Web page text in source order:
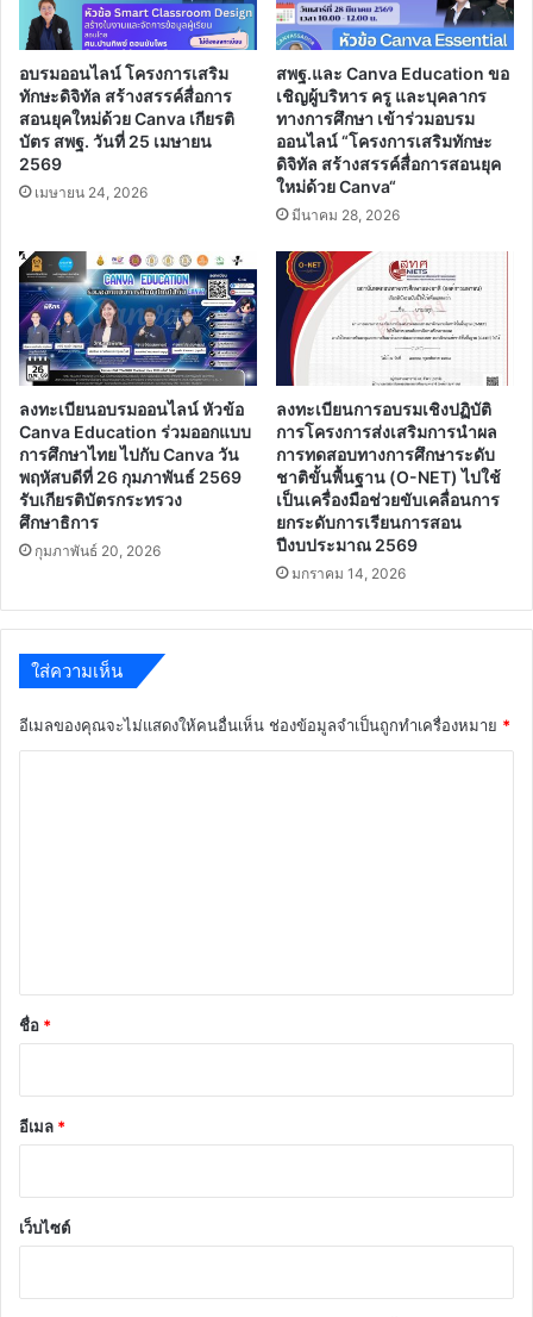
อบรมออนไลน์ โครงการเสริม
ทักษะดิจิทัล สร้างสรรค์สื่อการ
สอนยุคใหม่ด้วย Canva เกียรติ
บัตร สพฐ. วันที่ 25 เมษายน
2569
เมษายน 24, 2026
สพฐ.และ Canva Education ขอ
เชิญผู้บริหาร ครู และบุคลากร
ทางการศึกษา เข้าร่วมอบรม
ออนไลน์ “โครงการเสริมทักษะ
ดิจิทัล สร้างสรรค์สื่อการสอนยุค
ใหม่ด้วย Canva“
มีนาคม 28, 2026
ลงทะเบียนอบรมออนไลน์ หัวข้อ
Canva Education ร่วมออกแบบ
การศึกษาไทย ไปกับ Canva วัน
พฤหัสบดีที่ 26 กุมภาพันธ์ 2569
รับเกียรติบัตรกระทรวง
ศึกษาธิการ
กุมภาพันธ์ 20, 2026
ลงทะเบียนการอบรมเชิงปฏิบัติ
การโครงการส่งเสริมการนำผล
การทดสอบทางการศึกษาระดับ
ชาติขั้นพื้นฐาน (O-NET) ไปใช้
เป็นเครื่องมือช่วยขับเคลื่อนการ
ยกระดับการเรียนการสอน
ปีงบประมาณ 2569
มกราคม 14, 2026
ใส่ความเห็น
อีเมลของคุณจะไม่แสดงให้คนอื่นเห็น ช่องข้อมูลจำเป็นถูกทำเครื่องหมาย *
*
ชื่อ *
อีเมล *
เว็บไซต์